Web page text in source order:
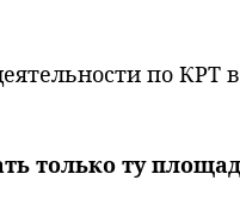
по
только ту